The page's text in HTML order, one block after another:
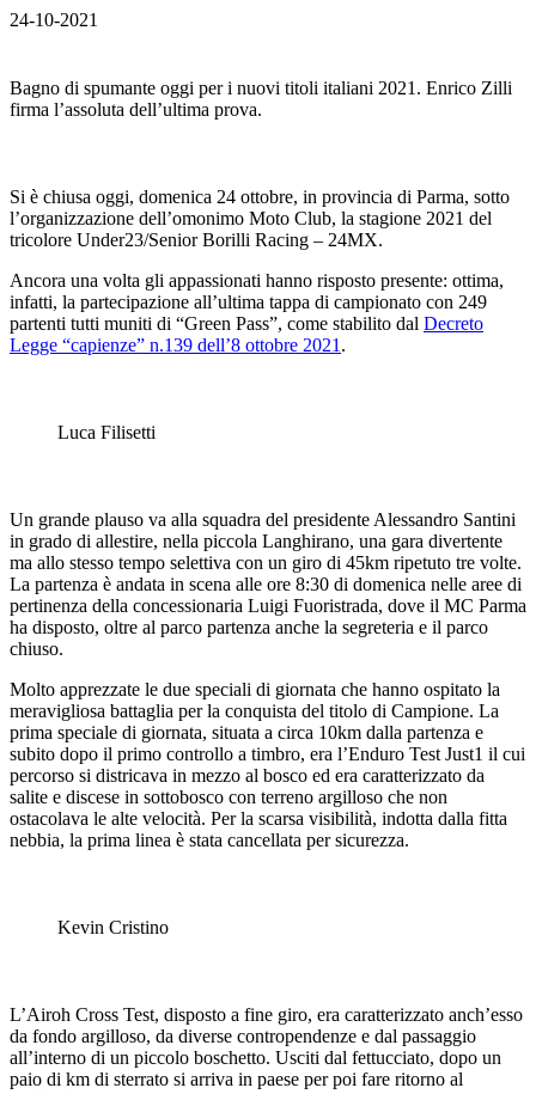
24-10-2021
Bagno di spumante oggi per i nuovi titoli italiani 2021. Enrico Zilli
firma l’assoluta dell’ultima prova.
Si è chiusa oggi, domenica 24 ottobre, in provincia di Parma, sotto
l’organizzazione dell’omonimo Moto Club, la stagione 2021 del
tricolore Under23/Senior Borilli Racing – 24MX.
Ancora una volta gli appassionati hanno risposto presente: ottima,
infatti, la partecipazione all’ultima tappa di campionato con 249
partenti tutti muniti di “Green Pass”, come stabilito dal Decreto
Legge “capienze” n.139 dell’8 ottobre 2021 .
Luca Filisetti
Un grande plauso va alla squadra del presidente Alessandro Santini
in grado di allestire, nella piccola Langhirano, una gara divertente
ma allo stesso tempo selettiva con un giro di 45km ripetuto tre volte.
La partenza è andata in scena alle ore 8:30 di domenica nelle aree di
pertinenza della concessionaria Luigi Fuoristrada, dove il MC Parma
ha disposto, oltre al parco partenza anche la segreteria e il parco
chiuso.
Molto apprezzate le due speciali di giornata che hanno ospitato la
meravigliosa battaglia per la conquista del titolo di Campione. La
prima speciale di giornata, situata a circa 10km dalla partenza e
subito dopo il primo controllo a timbro, era l’Enduro Test Just1 il cui
percorso si districava in mezzo al bosco ed era caratterizzato da
salite e discese in sottobosco con terreno argilloso che non
ostacolava le alte velocità. Per la scarsa visibilità, indotta dalla fitta
nebbia, la prima linea è stata cancellata per sicurezza.
Kevin Cristino
L’Airoh Cross Test, disposto a fine giro, era caratterizzato anch’esso
da fondo argilloso, da diverse contropendenze e dal passaggio
all’interno di un piccolo boschetto. Usciti dal fettucciato, dopo un
paio di km di sterrato si arriva in paese per poi fare ritorno al